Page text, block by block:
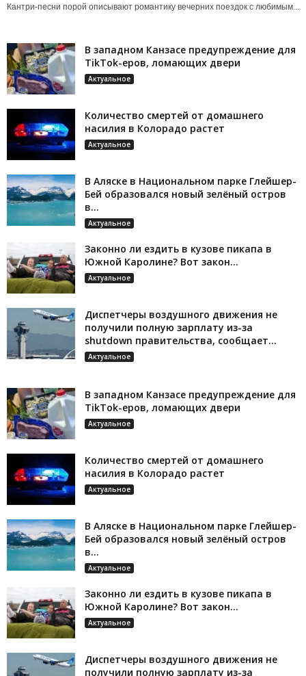
Кантри-песни порой описывают романтику вечерних поездок с любимым...
В западном Канзасе предупреждение для
TikTok-еров, ломающих двери
Актуальное
Количество смертей от домашнего
насилия в Колорадо растет
Актуальное
В Аляске в Национальном парке Глейшер-
Бей образовался новый зелёный остров
в...
Актуальное
Законно ли ездить в кузове пикапа в
Южной Каролине? Вот закон...
Актуальное
Диспетчеры воздушного движения не
получили полную зарплату из-за
shutdown правительства, сообщает...
Актуальное
В западном Канзасе предупреждение для
TikTok-еров, ломающих двери
Актуальное
Количество смертей от домашнего
насилия в Колорадо растет
Актуальное
В Аляске в Национальном парке Глейшер-
Бей образовался новый зелёный остров
в...
Актуальное
Законно ли ездить в кузове пикапа в
Южной Каролине? Вот закон...
Актуальное
Диспетчеры воздушного движения не
получили полную зарплату из-за